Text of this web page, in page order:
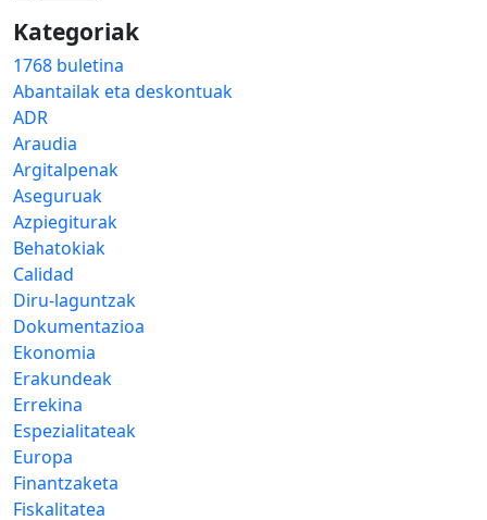
Kategoriak
1768 buletina
Abantailak eta deskontuak
ADR
Araudia
Argitalpenak
Aseguruak
Azpiegiturak
Behatokiak
Calidad
Diru-laguntzak
Dokumentazioa
Ekonomia
Erakundeak
Errekina
Espezialitateak
Europa
Finantzaketa
Fiskalitatea